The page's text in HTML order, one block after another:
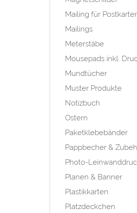
Mailing für
Mailings
Meterstäbe
Mousepads inkl.
Mundtücher
Muster Produkte
Notizbuch
Ostern
Paketklebebänder
Pappbecher &
Photo-
Planen & Banner
Plastikkarten
Platzdeckchen